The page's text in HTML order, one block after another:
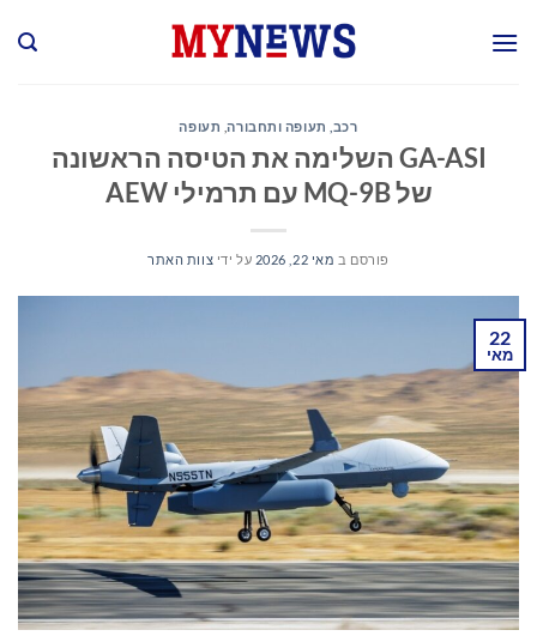
רכב, תעופה ותחבורה, תעופה
GA-ASI השלימה את הטיסה הראשונה
של MQ-9B עם תרמילי AEW
פורסם ב מאי 22, 2026 על ידי צוות האתר
22
מאי